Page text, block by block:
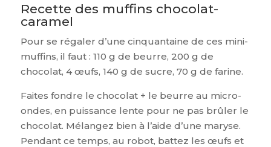
Recette des muffins chocolat-
caramel
Pour se régaler d’une cinquantaine de ces mini-
muffins, il faut : 110 g de beurre, 200 g de
chocolat, 4 œufs, 140 g de sucre, 70 g de farine.
Faites fondre le chocolat + le beurre au micro-
ondes, en puissance lente pour ne pas brûler le
chocolat. Mélangez bien à l’aide d’une maryse.
Pendant ce temps, au robot, battez les œufs et